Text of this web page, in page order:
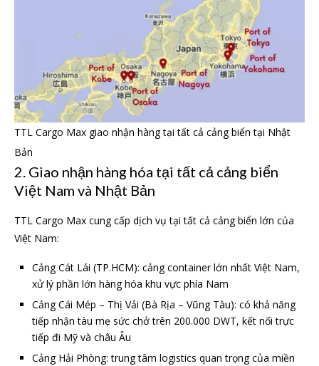
TTL Cargo Max giao nhận hàng tại tất cả cảng biển tại Nhật
Bản
2. Giao nhận hàng hóa tại tất cả cảng biển
Việt Nam và Nhật Bản
TTL Cargo Max cung cấp dịch vụ tại tất cả cảng biển lớn của
Việt Nam:
Cảng Cát Lái (TP.HCM): cảng container lớn nhất Việt Nam,
xử lý phần lớn hàng hóa khu vực phía Nam
Cảng Cái Mép – Thị Vải (Bà Rịa – Vũng Tàu): có khả năng
tiếp nhận tàu mẹ sức chở trên 200.000 DWT, kết nối trực
tiếp đi Mỹ và châu Âu
Cảng Hải Phòng: trung tâm logistics quan trọng của miền